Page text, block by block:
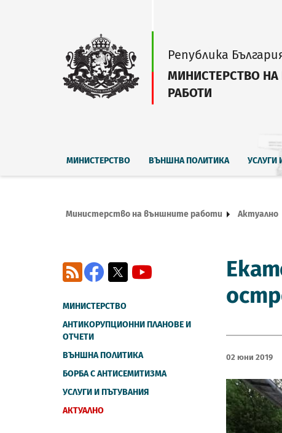
Република
МИНИСТЕРСТВО
РАБОТИ
МИНИСТЕРСТВО ВЪНШНА ПОЛИТИКА УСЛУГИ
Министерство на външните работи Актуално
Facebook
X
RSS
МИНИСТЕРСТВО
АНТИКОРУПЦИОННИ ПЛАНОВЕ И
ОТЧЕТИ
ВЪНШНА ПОЛИТИКА
БОРБА С АНТИСЕМИТИЗМА
УСЛУГИ И ПЪТУВАНИЯ
АКТУАЛНО
02 Юни 2019